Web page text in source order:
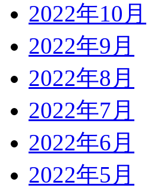
2022年10月
2022年9月
2022年8月
2022年7月
2022年6月
2022年5月